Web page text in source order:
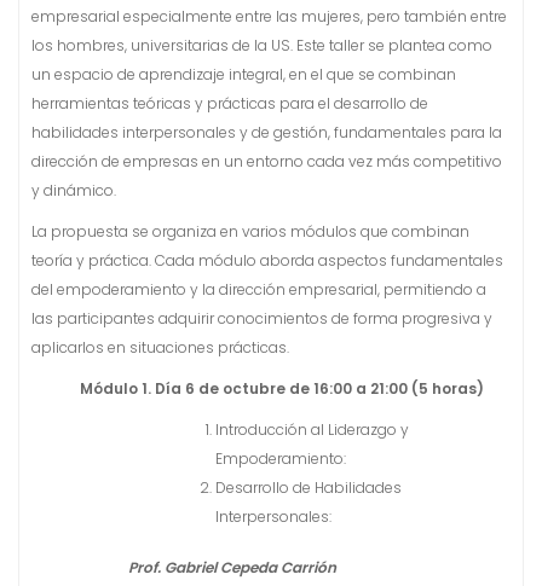
empresarial especialmente entre las mujeres, pero también entre
los hombres, universitarias de la US. Este taller se plantea como
un espacio de aprendizaje integral, en el que se combinan
herramientas teóricas y prácticas para el desarrollo de
habilidades interpersonales y de gestión, fundamentales para la
dirección de empresas en un entorno cada vez más competitivo
y dinámico.
La propuesta se organiza en varios módulos que combinan
teoría y práctica. Cada módulo aborda aspectos fundamentales
del empoderamiento y la dirección empresarial, permitiendo a
las participantes adquirir conocimientos de forma progresiva y
aplicarlos en situaciones prácticas.
Módulo 1. Día 6 de octubre de 16:00 a 21:00 (5 horas)
Introducción al Liderazgo y
Empoderamiento:
Desarrollo de Habilidades
Interpersonales:
Prof. Gabriel Cepeda Carrión